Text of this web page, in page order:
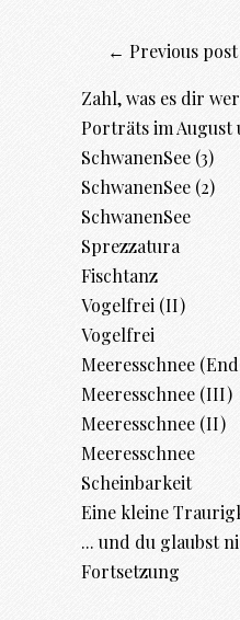
← Previous post
Zahl, was es dir
Porträts im August
SchwanenSee (3)
SchwanenSee (2)
SchwanenSee
Sprezzatura
Fischtanz
Vogelfrei (II)
Vogelfrei
Meeresschnee
Meeresschnee (III)
Meeresschnee (II)
Meeresschnee
Scheinbarkeit
Eine kleine
... und du glaubst
Fortsetzung